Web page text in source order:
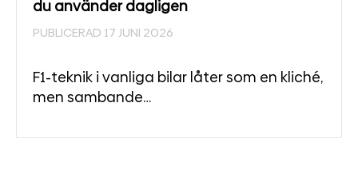
du använder dagligen
PUBLICERAD 17 JUNI 2026
F1-teknik i vanliga bilar låter som en kliché,
men sambande…